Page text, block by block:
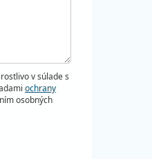
v súlade s
ochrany
osobných